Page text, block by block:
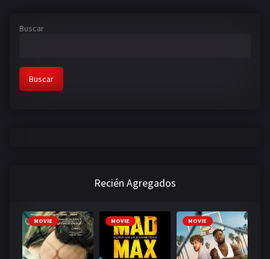
Buscar
Buscar
Recién Agregados
MOVIE MOVIE MOVIE